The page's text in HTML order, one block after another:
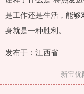
是工作还是生活，能
身就是一种胜利。
发布于：江西省
新宝优